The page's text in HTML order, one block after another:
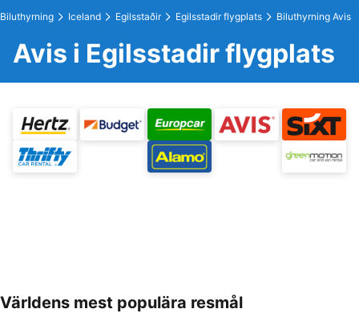
Biluthyrning Iceland Egilsstaðir Egilsstadir flygplats Biluthyrning Avis
Avis i Egilsstadir flygplats
Världens mest populära resmål